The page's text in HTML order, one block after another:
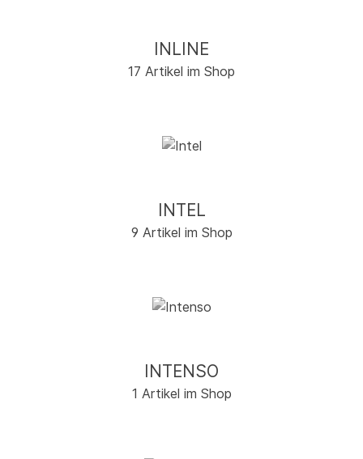
INLINE
17 Artikel im Shop
INTEL
9 Artikel im Shop
INTENSO
1 Artikel im Shop